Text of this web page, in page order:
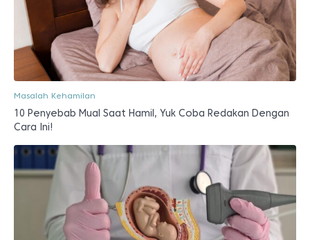
Masalah Kehamilan
10 Penyebab Mual Saat Hamil, Yuk Coba Redakan Dengan
Cara Ini!